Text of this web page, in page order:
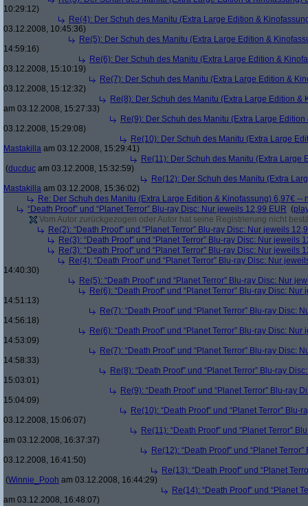
10:29:12)
Re(4): Der Schuh des Manitu (Extra Large Edition &
03.12.2008, 10:45:36)
Re(5): Der Schuh des Manitu (Extra Large Edition &
14:59:16)
Re(6): Der Schuh des Manitu (Extra Large Edition &
03.12.2008, 15:10:19)
Re(7): Der Schuh des Manitu (Extra Large Edition &
03.12.2008, 15:12:32)
Re(8): Der Schuh des Manitu (Extra Large Edition &
am 03.12.2008, 15:27:33)
Re(9): Der Schuh des Manitu (Extra Large
03.12.2008, 15:29:08)
Re(10): Der Schuh des Manitu (Extra Large
Mastakilla am 03.12.2008, 15:29:41)
Re(11): Der Schuh des Manitu (Extra Large
(ducduc am 03.12.2008, 15:32:59)
Re(12): Der Schuh des Manitu (Extra
Mastakilla am 03.12.2008, 15:36:02)
Re: Der Schuh des Manitu (Extra Large Edition & Kinofassung) 6,97€ --
“Death Proof” und “Planet Terror” Blu-ray Disc: Nur jeweils 12,99 EUR (
Vom Autor zurückgezogen oder Autor hat seine Registrierung nicht
Re(2): “Death Proof” und “Planet Terror” Blu-ray Disc: Nur jeweils
Re(3): “Death Proof” und “Planet Terror” Blu-ray Disc: Nur jeweils
Re(3): “Death Proof” und “Planet Terror” Blu-ray Disc: Nur jeweils
Re(4): “Death Proof” und “Planet Terror” Blu-ray Disc: Nur
14:40:30)
Re(5): “Death Proof” und “Planet Terror” Blu-ray Disc: Nur
Re(6): “Death Proof” und “Planet Terror” Blu-ray Disc:
14:51:13)
Re(7): “Death Proof” und “Planet Terror” Blu-ray Disc:
14:56:18)
Re(6): “Death Proof” und “Planet Terror” Blu-ray Disc:
14:53:09)
Re(7): “Death Proof” und “Planet Terror” Blu-ray Disc:
14:58:33)
Re(8): “Death Proof” und “Planet Terror” Blu-ray
15:03:01)
Re(9): “Death Proof” und “Planet Terror” Blu-ray
15:04:09)
Re(10): “Death Proof” und “Planet Terror”
03.12.2008, 15:06:07)
Re(11): “Death Proof” und “Planet Terror”
am 03.12.2008, 16:37:37)
Re(12): “Death Proof” und “Planet
03.12.2008, 16:41:50)
Re(13): “Death Proof” und “Planet
(Winnie_Pooh am 03.12.2008, 16:44:29)
Re(14): “Death Proof” und “Planet
am 03.12.2008, 16:48:07)